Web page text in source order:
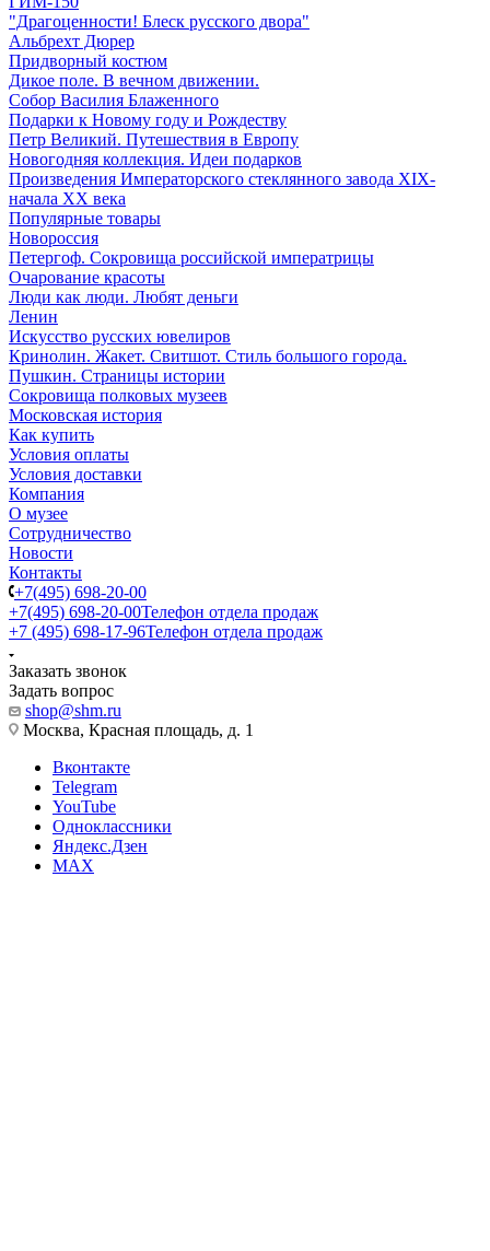
"Драгоценности! Блеск русского двора"
Альбрехт Дюрер
Придворный костюм
Дикое поле. В вечном движении.
Собор Василия Блаженного
Подарки к Новому году и Рождеству
Петр Великий. Путешествия в Европу
Новогодняя коллекция. Идеи подарков
Произведения Императорского стеклянного завода XIX-
начала XX века
Популярные товары
Новороссия
Петергоф. Сокровища российской императрицы
Очарование красоты
Люди как люди. Любят деньги
Ленин
Искусство русских ювелиров
Кринолин. Жакет. Свитшот. Стиль большого города.
Пушкин. Страницы истории
Сокровища полковых музеев
Московская история
Как купить
Условия оплаты
Условия доставки
Компания
О музее
Сотрудничество
Новости
Контакты
+7(495) 698-20-00
+7(495) 698-20-00Телефон отдела продаж
+7 (495) 698-17-96Телефон отдела продаж
Заказать звонок
Задать вопрос
shop@shm.ru
Москва, Красная площадь, д. 1
Вконтакте
Telegram
YouTube
Одноклассники
Яндекс.Дзен
MAX